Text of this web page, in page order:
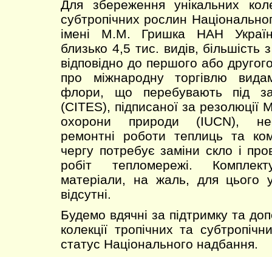
Для збереження унікальних
субтропічних рослин
імені М.М. Гришка НАН
близько 4,5 тис. видів, більшість
відповідно до першого або
про міжнародну торгівлю
флори, що перебувають під
(CITES), підписаної за резолюції
охорони природи (IUCN),
ремонтні роботи теплиць та
чергу потребує заміни скло і
робіт тепломережі.
матеріали, на жаль, для цього
відсутні.
Будемо вдячні за підтримку та
колекції тропічних та
статус Національного надбання.